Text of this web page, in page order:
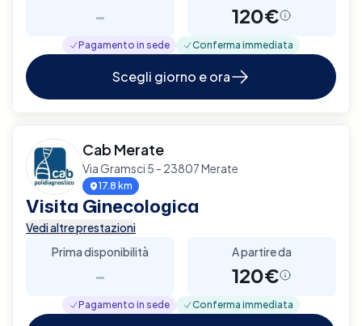
- 120€
Pagamento in sede Conferma immediata
Scegli giorno e ora
Cab Merate
Via Gramsci 5 - 23807 Merate
17.8 km
Visita Ginecologica
Vedi altre prestazioni
Prima disponibilità
-
A partire da
120€
Pagamento in sede Conferma immediata